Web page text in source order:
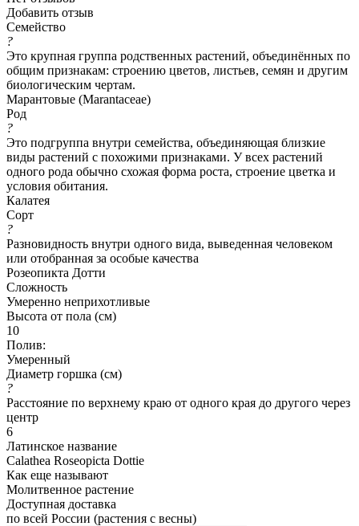
Добавить отзыв
Семейство
?
Это крупная группа родственных растений, объединённых по
общим признакам: строению цветов, листьев, семян и другим
биологическим чертам.
Марантовые (Marantaceae)
Род
?
Это подгруппа внутри семейства, объединяющая близкие
виды растений с похожими признаками. У всех растений
одного рода обычно схожая форма роста, строение цветка и
условия обитания.
Калатея
Сорт
?
Разновидность внутри одного вида, выведенная человеком
или отобранная за особые качества
Розеопикта Дотти
Сложность
Умеренно неприхотливые
Высота от пола (см)
10
Полив:
Умеренный
Диаметр горшка (см)
?
Расстояние по верхнему краю от одного края до другого через
центр
6
Латинское название
Calathea Roseopicta Dottie
Как еще называют
Молитвенное растение
Доступная доставка
по всей России (растения с весны)